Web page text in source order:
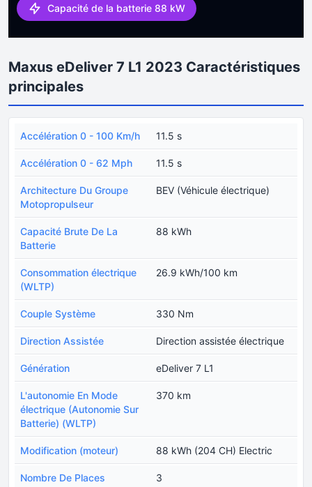
Capacité de la batterie 88 kW
Maxus eDeliver 7 L1 2023 Caractéristiques
principales
Accélération 0 - 100 Km/h 11.5 s
Accélération 0 - 62 Mph 11.5 s
Architecture Du Groupe
Motopropulseur
BEV (Véhicule électrique)
Capacité Brute De La
Batterie
88 kWh
Consommation électrique
(WLTP)
26.9 kWh/100 km
Couple Système 330 Nm
Direction Assistée Direction assistée électrique
Génération eDeliver 7 L1
L'autonomie En Mode
électrique (Autonomie Sur
Batterie) (WLTP)
370 km
Modification (moteur) 88 kWh (204 CH) Electric
Nombre De Places 3